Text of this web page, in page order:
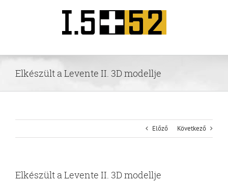
Elkészült a Levente II. 3D modellje
Előző Következő
Elkészült a Levente II. 3D modellje